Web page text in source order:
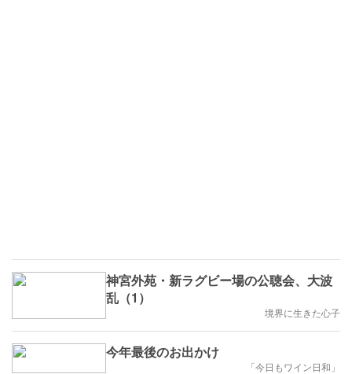
神宮外苑・新ラグビー場の公聴会、大波
乱（1）
境界に生きた心子
今年最後のお出かけ
「今日もワイン日和」